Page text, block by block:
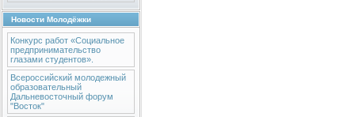
Новости Молодёжки
Конкурс работ «Социальное
предпринимательство
глазами студентов».
Всероссийский молодежный
образовательный
Дальневосточный форум
"Восток"